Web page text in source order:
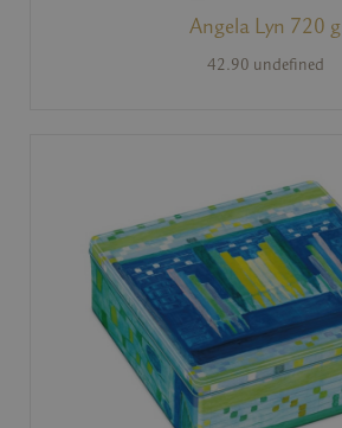
Angela Lyn 720 g
42.90 undefined